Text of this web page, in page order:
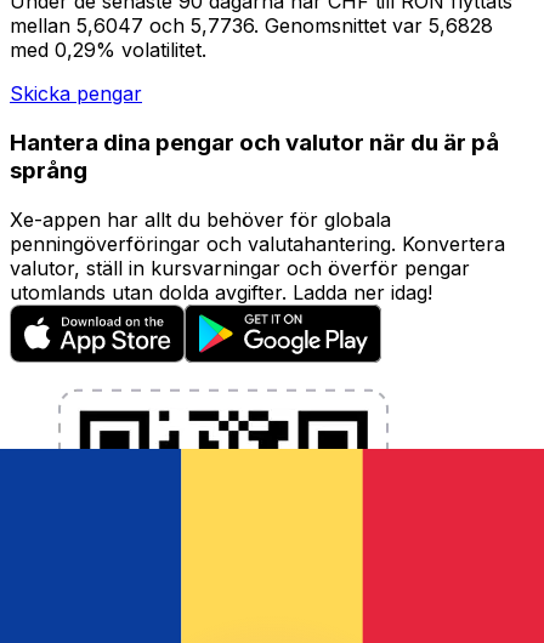
mellan 5,6047 och 5,7736. Genomsnittet var 5,6828
med 0,29% volatilitet.
Skicka pengar
Hantera dina pengar och valutor när du är på
språng
Xe-appen har allt du behöver för globala
penningöverföringar och valutahantering. Konvertera
valutor, ställ in kursvarningar och överför pengar
utomlands utan dolda avgifter. Ladda ner idag!